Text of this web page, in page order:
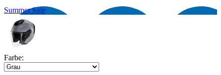
Summer Sale
Farbe: